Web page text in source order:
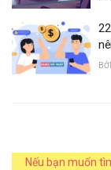
BỞI
Nếu bạn muốn